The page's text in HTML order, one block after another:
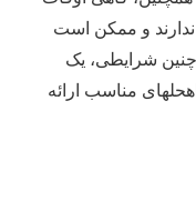
و ممکن است
شرایطی، یک
مناسب ارائه